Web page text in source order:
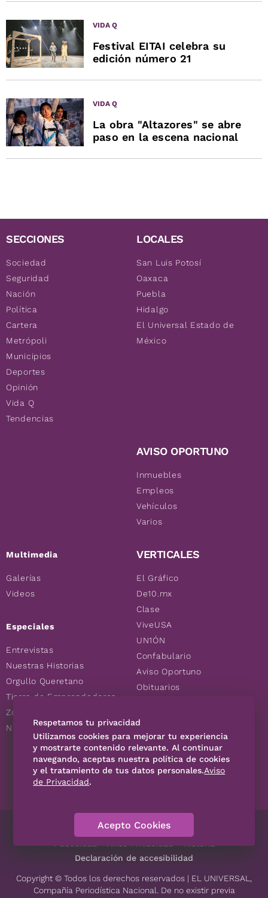
VIDA Q
Festival EITAI celebra su
edición número 21
VIDA Q
La obra "Altazores" se abre
paso en la escena nacional
SECCIONES
Sociedad
Seguridad
Nación
Política
Cartera
Metrópoli
Municipios
Deportes
Opinión
Vida Q
Tendencias
Multimedia
Galerías
Videos
Especiales
Entrevistas
Nuestras Historias
Orgullo Queretano
Tierra de Emprendedores
Zoociales
Nuevos Queretanos
LOCALES
San Luis Potosí
Oaxaca
Puebla
Hidalgo
El Universal Estado de
México
AVISO OPORTUNO
Inmuebles
Empleos
Vehículos
Varios
VERTICALES
El Gráfico
De10.mx
Clase
ViveUSA
UN1ÓN
Confabulario
Aviso Oportuno
Obituarios
Consultas
SÍGUENOS
Contáctanos Código de Ética
Declaración de accesibilidad
Copyright © Todos los derechos reservados | EL UNIVERSAL,
Compañía Periodística Nacional. De no existir previa
Respetamos tu privacidad
Utilizamos cookies para mejorar tu experiencia
y mostrarte contenido relevante. Al continuar
navegando, aceptas nuestra política de cookies
y el tratamiento de tus datos personales.Aviso
de Privacidad.
Acepto Cookies